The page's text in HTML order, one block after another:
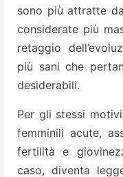
sono più attratte
considerate più
retaggio
più sani che
desiderabili.
Per gli stessi
femminili acute,
fertilità e
caso, diventa